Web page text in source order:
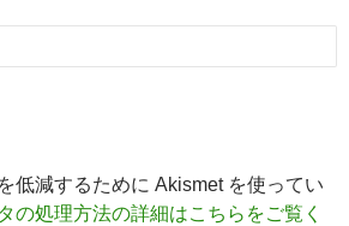
低減するために Akismet を使ってい
の処理方法の詳細はこちらをご覧く